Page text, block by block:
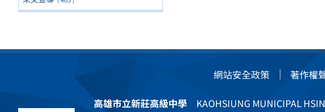
網站安全政策 著作權
高雄市立新莊高級中學KAOHSIUNG MUNICIPAL HSIN